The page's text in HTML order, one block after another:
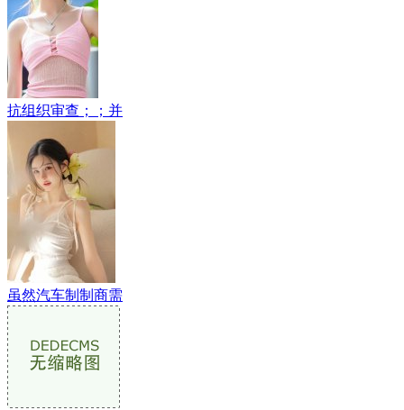
抗组织审查；；并
虽然汽车制制商需